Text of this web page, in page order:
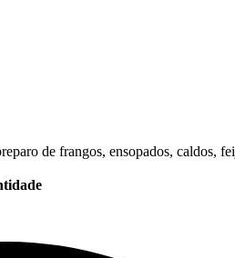
de frangos, ensopados, caldos,